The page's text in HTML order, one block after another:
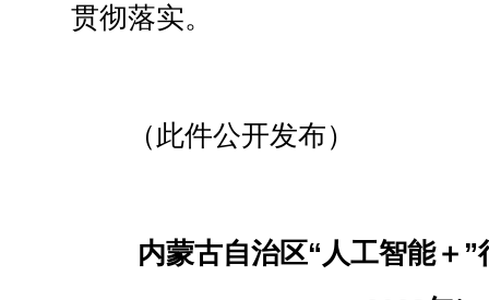
贯彻落实。
（此件公开发布）
内蒙古自治区“人工智能＋